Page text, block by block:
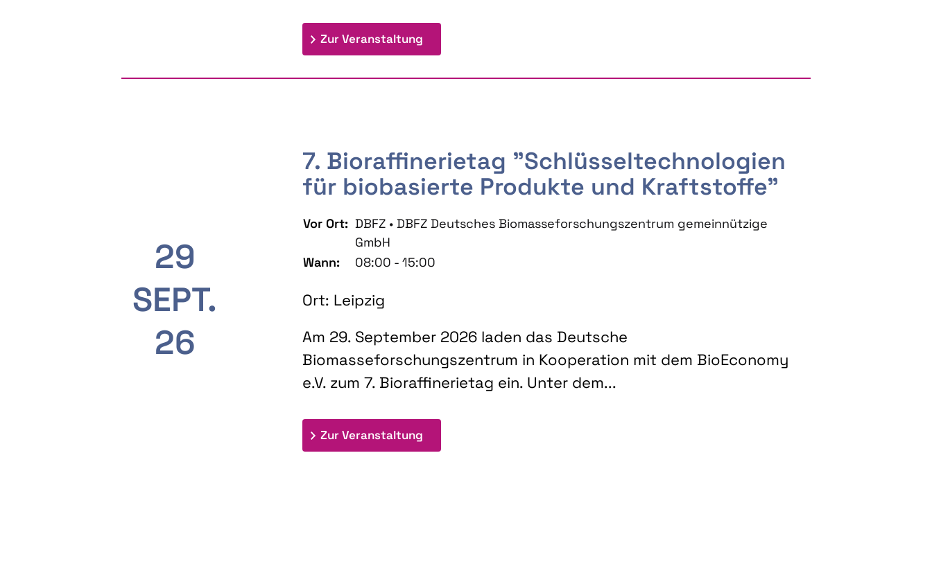
Zur Veranstaltung: 9th Doctoral Colloquium BIOENERGY AND BIOBASED PRODUCTS
29
SEPT.
26
7. Bioraffinerietag "Schlüsseltechnologien
für biobasierte Produkte und Kraftstoffe"
Vor Ort: DBFZ • DBFZ Deutsches Biomasseforschungszentrum gemeinnützige
GmbH
Wann:
08:00 - 15:00
Ort: Leipzig
Am 29. September 2026 laden das Deutsche
Biomasseforschungszentrum in Kooperation mit dem BioEconomy
e.V. zum 7. Bioraffinerietag ein. Unter dem...
Zur Veranstaltung: 7. Bioraffinerietag "Schlüsseltechnologien für biobasierte Produkte und Kraftstoffe"